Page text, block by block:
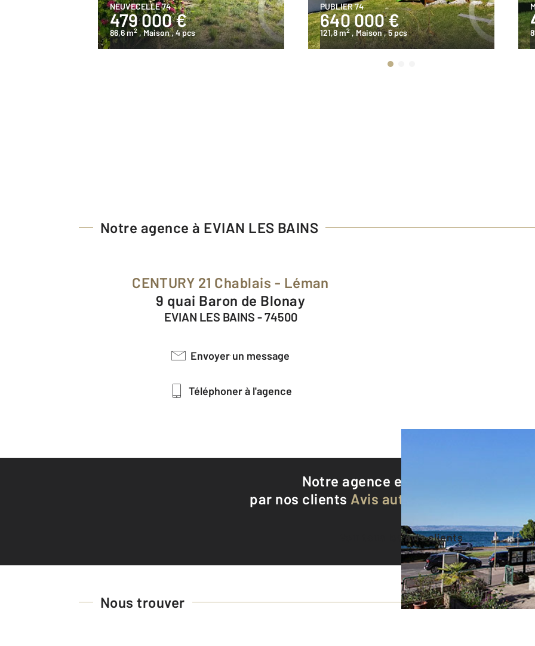
NEUVECELLE 74
479 000 €
86,6 m2 , Maison, 4 pcs
PUBLIER 74
640 000 €
121,8 m2 , Maison, 5 pcs
Notre agence à EVIAN LES BAINS
CENTURY 21 Chablais - Léman
9 quai Baron de Blonay
EVIAN LES BAINS - 74500
Envoyer un message
Téléphoner à l'agence
Notre agence est notée
par nos clients Avis authentifiés par
Voir tous les avis clients
Nous trouver